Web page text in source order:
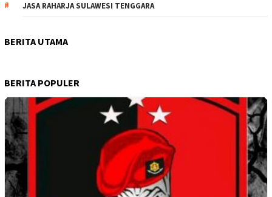
JASA RAHARJA SULAWESI TENGGARA
BERITA UTAMA
BERITA POPULER